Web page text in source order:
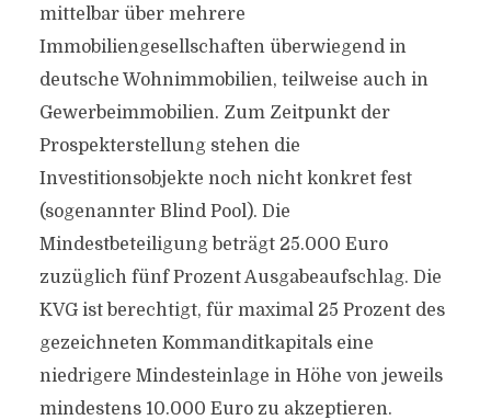
mittelbar über mehrere
Immobiliengesellschaften überwiegend in
deutsche Wohnimmobilien, teilweise auch in
Gewerbeimmobilien. Zum Zeitpunkt der
Prospekterstellung stehen die
Investitionsobjekte noch nicht konkret fest
(sogenannter Blind Pool). Die
Mindestbeteiligung beträgt 25.000 Euro
zuzüglich fünf Prozent Ausgabeaufschlag. Die
KVG ist berechtigt, für maximal 25 Prozent des
gezeichneten Kommanditkapitals eine
niedrigere Mindesteinlage in Höhe von jeweils
mindestens 10.000 Euro zu akzeptieren.